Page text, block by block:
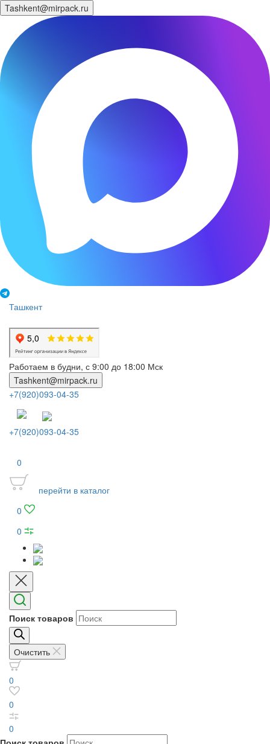
Tashkent@mirpack.ru
Ташкент
Работаем в будни, с 9:00 до 18:00 Мск
Tashkent@mirpack.ru
+7(920)093-04-35
+7(920)093-04-35
0
перейти в каталог
0
0
Поиск товаров
Очистить
0
0
0